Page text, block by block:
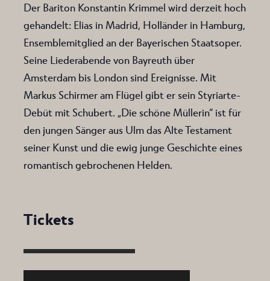
Der Bariton Konstantin Krimmel wird derzeit hoch
gehandelt: Elias in Madrid, Holländer in Hamburg,
Ensemblemitglied an der Bayerischen Staatsoper.
Seine Liederabende von Bayreuth über
Amsterdam bis London sind Ereignisse. Mit
Markus Schirmer am Flügel gibt er sein Styriarte-
Debüt mit Schubert. „Die schöne Müllerin“ ist für
den jungen Sänger aus Ulm das Alte Testament
seiner Kunst und die ewig junge Geschichte eines
romantisch gebrochenen Helden.
Tickets